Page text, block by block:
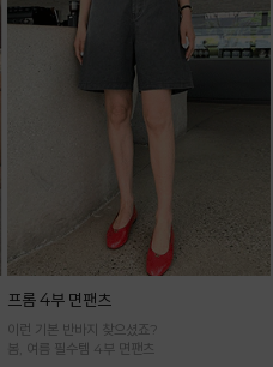
프롬 4부 면팬츠
이런 기본 반바지 찾으셨죠?
봄, 여름 필수템 4부 면팬츠